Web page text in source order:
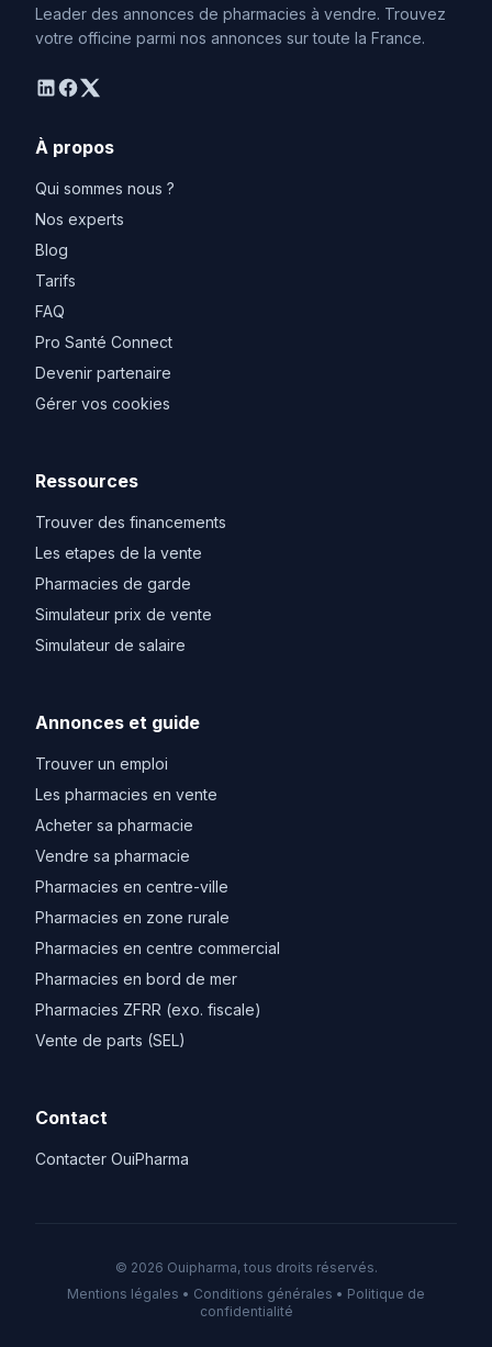
Leader des annonces de pharmacies à vendre. Trouvez
votre officine parmi nos annonces sur toute la France.
linkedin
facebook
twitter
À propos
Qui sommes nous ?
Nos experts
Blog
Tarifs
FAQ
Pro Santé Connect
Devenir partenaire
Gérer vos cookies
Ressources
Trouver des financements
Les etapes de la vente
Pharmacies de garde
Simulateur prix de vente
Simulateur de salaire
Annonces et guide
Trouver un emploi
Les pharmacies en vente
Acheter sa pharmacie
Vendre sa pharmacie
Pharmacies en centre-ville
Pharmacies en zone rurale
Pharmacies en centre commercial
Pharmacies en bord de mer
Pharmacies ZFRR (exo. fiscale)
Vente de parts (SEL)
Contact
Contacter OuiPharma
© 2026 Ouipharma, tous droits réservés.
Mentions légales • Conditions générales • Politique de
confidentialité